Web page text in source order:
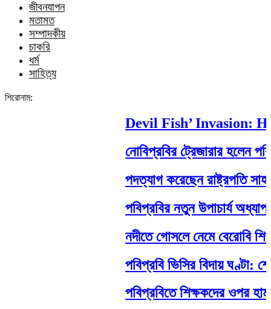
জীবনযাপন
মতামত
সম্পাদকীয়
চাকরি
ধর্ম
সাহিত্য
শিরোনাম:
Devil Fish’ Invasion:
নোবিপ্রবির ট্রেজারার হলেন
পদত্যাগ করেছেন রাষ্ট্রপতি
পবিপ্রবির নতুন উপাচার্য অধ্যাপক
নদীতে গোসলে নেমে বেরোবি
পবিপ্রবি ভিসির বিদায় ঘণ্টা:
পবিপ্রবিতে শিক্ষকদের ওপর হামলা: